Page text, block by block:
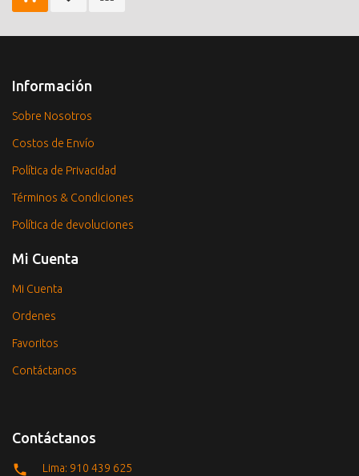
Información
Sobre Nosotros
Costos de Envío
Política de Privacidad
Términos & Condiciones
Política de devoluciones
Mi Cuenta
Mi Cuenta
Ordenes
Favoritos
Contáctanos
Contáctanos
Lima: 910 439 625